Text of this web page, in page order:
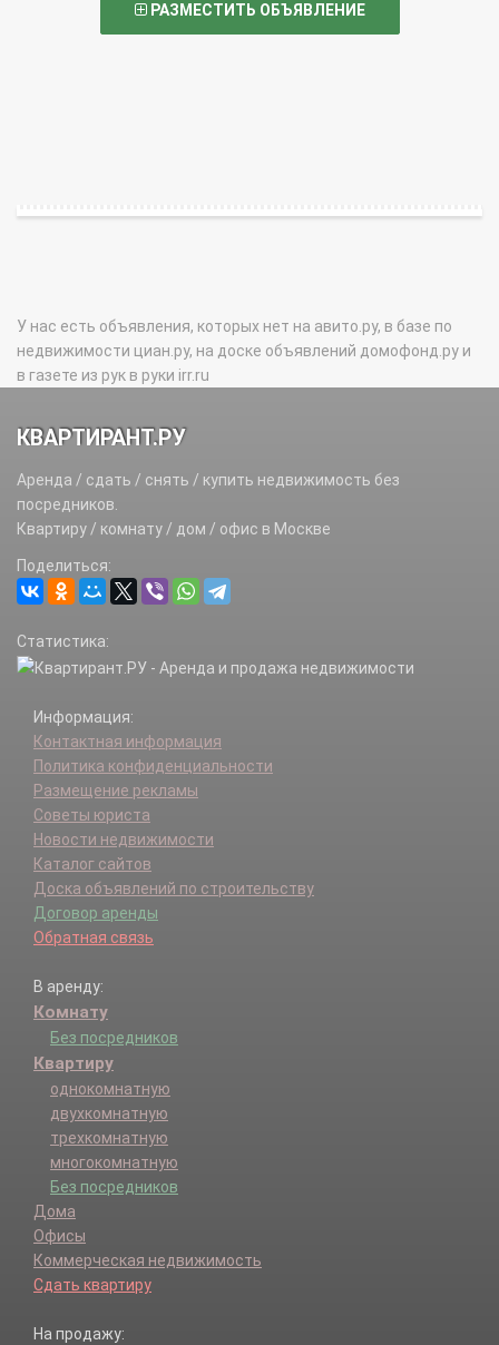
РАЗМЕСТИТЬ ОБЪЯВЛЕНИЕ
У нас есть объявления, которых нет на авито.ру, в базе по
недвижимости циан.ру, на доске объявлений домофонд.ру и
в газете из рук в руки irr.ru
КВАРТИРАНТ.РУ
Аренда / сдать / снять / купить недвижимость без
посредников.
Квартиру / комнату / дом / офис в Москве
Поделиться:
Статистика:
Информация:
Контактная информация
Политика конфиденциальности
Размещение рекламы
Советы юриста
Новости недвижимости
Каталог сайтов
Доска объявлений по строительству
Договор аренды
Обратная связь
В аренду:
Комнату
Без посредников
Квартиру
однокомнатную
двухкомнатную
трехкомнатную
многокомнатную
Без посредников
Дома
Офисы
Коммерческая недвижимость
Сдать квартиру
На продажу: